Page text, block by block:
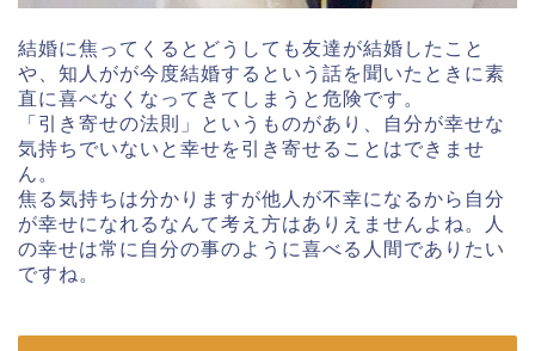
結婚に焦ってくるとどうしても友達が結婚したこと
や、知人がが今度結婚するという話を聞いたときに素
直に喜べなくなってきてしまうと危険です。
「引き寄せの法則」というものがあり、自分が幸せな
気持ちでいないと幸せを引き寄せることはできませ
ん。
焦る気持ちは分かりますが他人が不幸になるから自分
が幸せになれるなんて考え方はありえませんよね。人
の幸せは常に自分の事のように喜べる人間でありたい
ですね。